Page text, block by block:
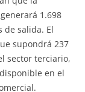
1.698
de salida. El
supondrá 237
sector terciario,
en el